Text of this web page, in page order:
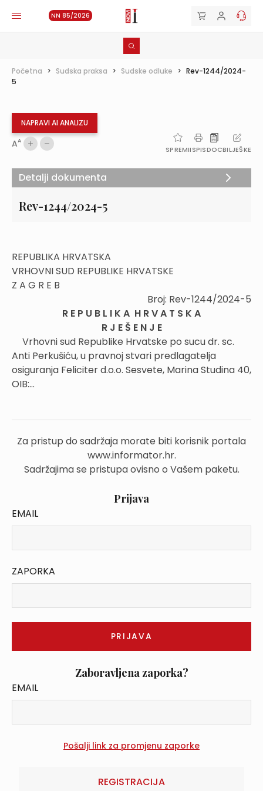
NN 85/2026
Početna > Sudska praksa > Sudske odluke > Rev-1244/2024-
5
NAPRAVI AI ANALIZU
AA
SPREMIISPISDOCBILJEŠKE
Rev-1244/2024-5
REPUBLIKA HRVATSKA
VRHOVNI SUD REPUBLIKE HRVATSKE
Z A G R E B
Broj: Rev-1244/2024-5
R E P U B L I K A H R V A T S K A
R J E Š E N J E
Vrhovni sud Republike Hrvatske po sucu dr. sc.
Anti Perkušiću, u pravnoj stvari predlagatelja
osiguranja Feliciter d.o.o. Sesvete, Marina Studina 40,
OIB:...
Za pristup do sadržaja morate biti korisnik portala
www.informator.hr.
Sadržajima se pristupa ovisno o Vašem paketu.
Prijava
EMAIL
ZAPORKA
Zaboravljena zaporka?
EMAIL
REGISTRACIJA
Detalji dokumenta